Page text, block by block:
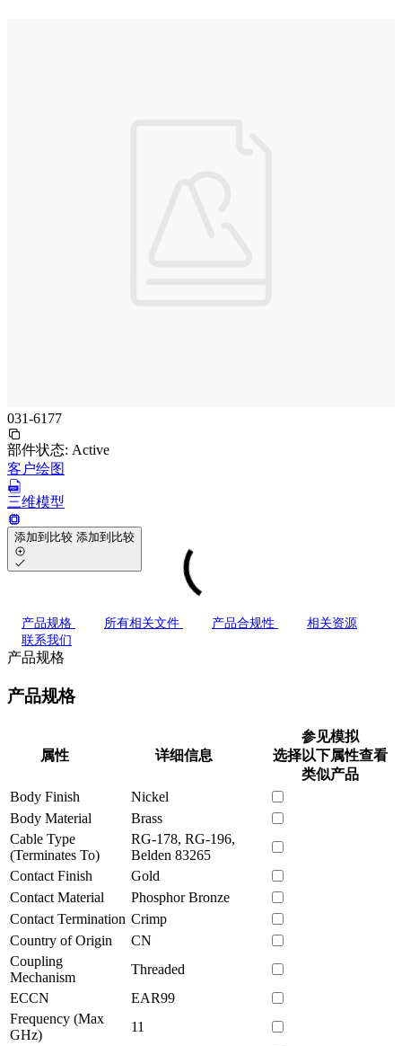
031-6177
部件状态: Active
客户绘图
三维模型
添加到比较 添加到比较
产品规格 所有相关文件 产品合规性
相关资源
联系我们
产品规格
产品规格
属性 详细信息
参见模拟
选择以下属性查看
类似产品
Body Finish
Nickel
Body Material
Brass
Cable Type
(Terminates To)
RG-178, RG-196,
Belden 83265
Contact Finish
Gold
Contact Material
Phosphor Bronze
Contact Termination Crimp
Country of Origin
CN
Coupling
Mechanism
Threaded
ECCN
EAR99
Frequency (Max
GHz)
11